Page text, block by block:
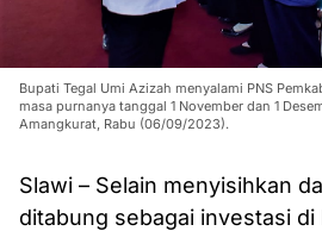
Bupati Tegal Umi Azizah menyalami PNS
masa purnanya tanggal 1 November dan 1
Amangkurat, Rabu (06/09/2023).
Slawi – Selain menyisihkan
ditabung sebagai investasi di